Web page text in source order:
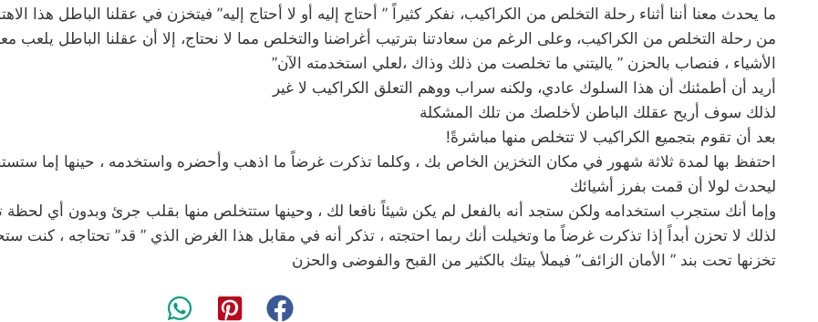
ما يحدث معنا أننا أثناء رحلة التخلص من الكراكيب، نفكر كثيراً ” أحتاج إليه أو لا أحتاج إليه” فيتخزن في عقلنا الباطل هذا
من رحلة التخلص من الكراكيب، وعلى الرغم من سعادتنا بترتيب أغراضنا والتخلص مما لا نحتاج، إلا أن عقلنا الباطل يلعب
الأشياء ، فنصاب بالحزن ” ياليتني ما تخلصت من ذلك وذاك ،لعلي استخدمته الآن”
أريد أن أطمئنك أن هذا السلوك عادي، ولكنه سراب ووهم التعلق الكراكيب لا غير
لذلك سوف أريح عقلك الباطن لأخلصك من تلك المشكلة
بعد أن تقوم بتجميع الكراكيب لا تتخلص منها مباشرةً!
احتفظ بها لمدة ثلاثة شهور في مكان التخزين الخاص بك ، وكلما تذكرت غرضاً ما اذهب وأحضره واستخدمه ، حينها إما
ليحدث لولا أن قمت بفرز أشيائك
وإما أنك ستجرب استخدامه ولكن ستجد أنه بالفعل لم يكن شيئاً نافعا لك ، وحينها ستتخلص منها بقلب جرئ وبدون أي لحظة
لذلك لا تحزن أبداً إذا تذكرت غرضاً ما وتخيلت أنك ربما احتجته ، تذكر أنه في مقابل هذا الغرض الذي ” قد” تحتاجه ، كنت
تخزنها تحت بند ” الأمان الزائف” فيملأ بيتك بالكثير من القبح والفوضى والحزن